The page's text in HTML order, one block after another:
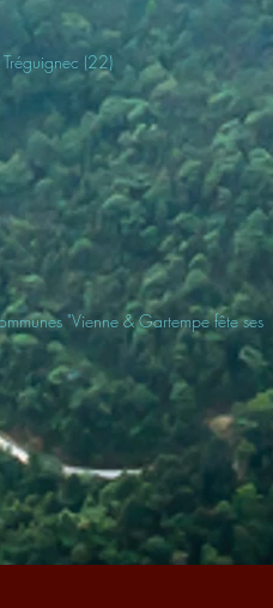
sur-Aff (35)
(22)
"Vienne & Gartempe fête ses